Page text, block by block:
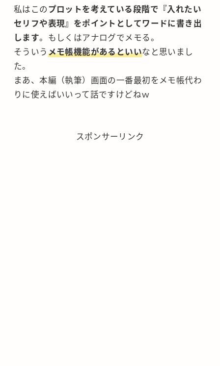
私はこのプロットを考えている段階で『入れたい
セリフや表現』をポイントとしてワードに書き出
します。もしくはアナログでメモる。
そういうメモ帳機能があるといいなと思いまし
た。
まあ、本編（執筆）画面の一番最初をメモ帳代わ
りに使えばいいって話ですけどねｗ
スポンサーリンク